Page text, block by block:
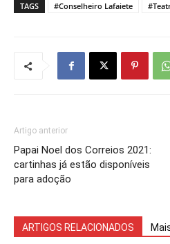
TAGS #Conselheiro Lafaiete
Artigo anterior
Papai Noel dos Correios 2021:
cartinhas já estão disponíveis
para adoção
ARTIGOS RELACIONADOS